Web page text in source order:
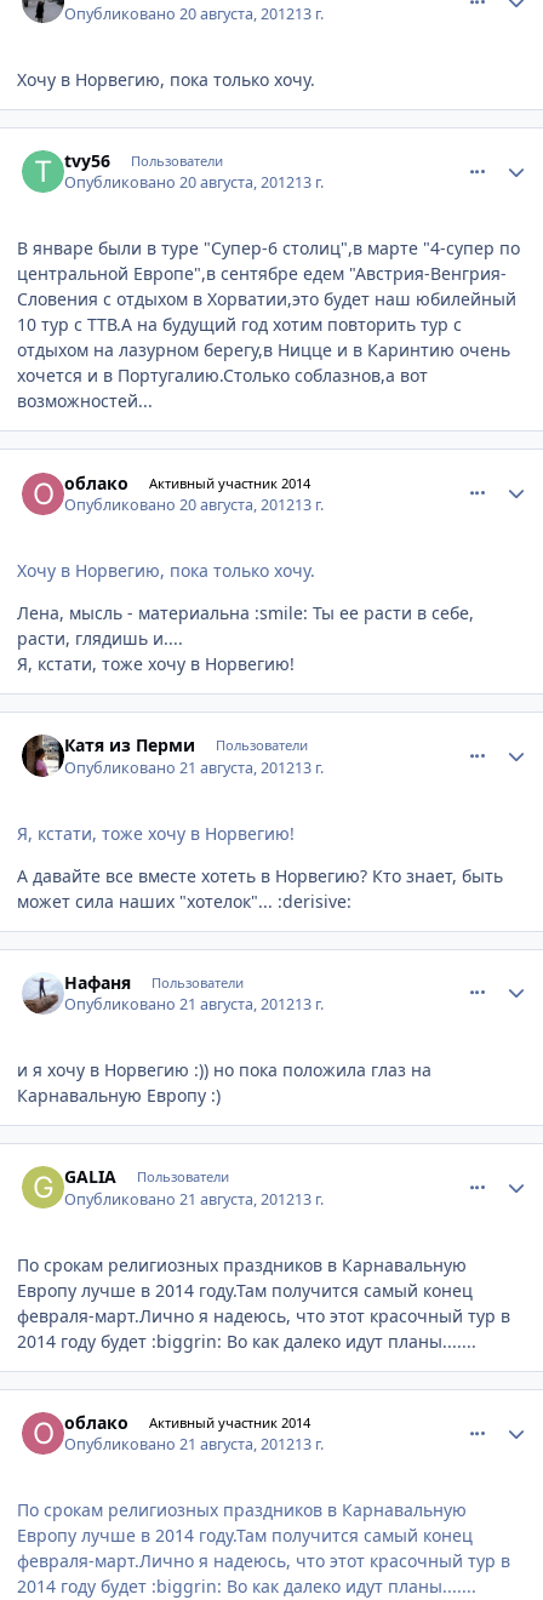
Опубликовано20 августа, 201213 г.
Хочу в Норвегию, пока только хочу.
tvy56 Пользователи
Опубликовано20 августа, 201213 г.
В январе были в туре "Супер-6 столиц",в марте "4-супер по
центральной Европе",в сентябре едем "Австрия-Венгрия-
Словения с отдыхом в Хорватии,это будет наш юбилейный
10 тур с ТТВ.А на будущий год хотим повторить тур с
отдыхом на лазурном берегу,в Ницце и в Каринтию очень
хочется и в Португалию.Столько соблазнов,а вот
возможностей...
облако Активный участник 2014
Опубликовано20 августа, 201213 г.
Хочу в Норвегию, пока только хочу.
Лена, мысль - материальна :smile: Ты ее расти в себе,
расти, глядишь и....
Я, кстати, тоже хочу в Норвегию!
Катя из Перми Пользователи
Опубликовано21 августа, 201213 г.
Я, кстати, тоже хочу в Норвегию!
А давайте все вместе хотеть в Норвегию? Кто знает, быть
может сила наших "хотелок"... :derisive:
Нафаня Пользователи
Опубликовано21 августа, 201213 г.
и я хочу в Норвегию :)) но пока положила глаз на
Карнавальную Европу :)
GALIA Пользователи
Опубликовано21 августа, 201213 г.
По срокам религиозных праздников в Карнавальную
Европу лучше в 2014 году.Там получится самый конец
февраля-март.Лично я надеюсь, что этот красочный тур в
2014 году будет :biggrin: Во как далеко идут планы.......
облако Активный участник 2014
Опубликовано21 августа, 201213 г.
По срокам религиозных праздников в Карнавальную
Европу лучше в 2014 году.Там получится самый конец
февраля-март.Лично я надеюсь, что этот красочный тур в
2014 году будет :biggrin: Во как далеко идут планы.......